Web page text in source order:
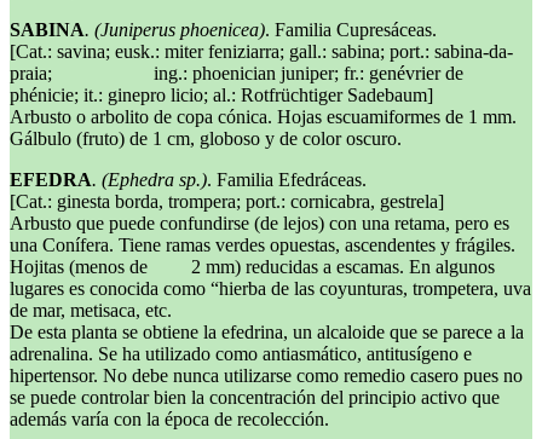
SABINA. (Juniperus phoenicea). Familia Cupresáceas.
[Cat.: savina; eusk.: miter feniziarra; gall.: sabina; port.: sabina-da-
praia; ing.: phoenician juniper; fr.: genévrier de
phénicie; it.: ginepro licio; al.: Rotfrüchtiger Sadebaum]
Arbusto o arbolito de copa cónica. Hojas escuamiformes de 1 mm.
Gálbulo (fruto) de 1 cm, globoso y de color oscuro.
EFEDRA. (Ephedra sp.). Familia Efedráceas.
[Cat.: ginesta borda, trompera; port.: cornicabra, gestrela]
Arbusto que puede confundirse (de lejos) con una retama, pero es
una Conífera. Tiene ramas verdes opuestas, ascendentes y frágiles.
Hojitas (menos de 2 mm) reducidas a escamas. En algunos
lugares es conocida como “hierba de las coyunturas, trompetera, uva
de mar, metisaca, etc.
De esta planta se obtiene la efedrina, un alcaloide que se parece a la
adrenalina. Se ha utilizado como antiasmático, antitusígeno e
hipertensor. No debe nunca utilizarse como remedio casero pues no
se puede controlar bien la concentración del principio activo que
además varía con la época de recolección.